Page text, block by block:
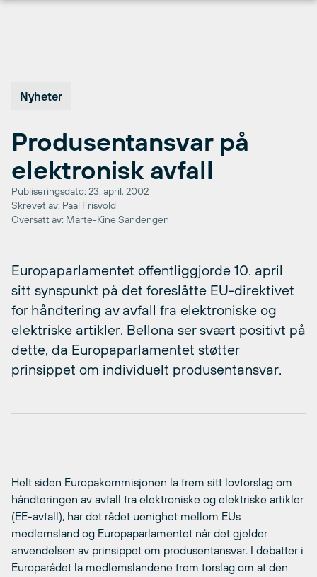
Nyheter
Produsentansvar på
elektronisk avfall
Publiseringsdato: 23. april, 2002
Skrevet av: Paal Frisvold
Oversatt av: Marte-Kine Sandengen
Europaparlamentet offentliggjorde 10. april
sitt synspunkt på det foreslåtte EU-direktivet
for håndtering av avfall fra elektroniske og
elektriske artikler. Bellona ser svært positivt på
dette, da Europaparlamentet støtter
prinsippet om individuelt produsentansvar.
Helt siden Europakommisjonen la frem sitt lovforslag om
håndteringen av avfall fra elektroniske og elektriske artikler
(EE-avfall), har det rådet uenighet mellom EUs
medlemsland og Europaparlamentet når det gjelder
anvendelsen av prinsippet om produsentansvar. I debatter i
Europarådet la medlemslandene frem forslag om at den